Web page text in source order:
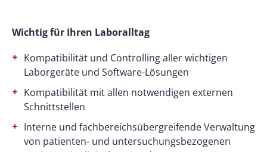
Wichtig für Ihren Laboralltag
Kompatibilität und Controlling aller wichtigen
Laborgeräte und Software-Lösungen
Kompatibilität mit allen notwendigen externen
Schnittstellen
Interne und fachbereichsübergreifende Verwaltung
von patienten- und untersuchungsbezogenen